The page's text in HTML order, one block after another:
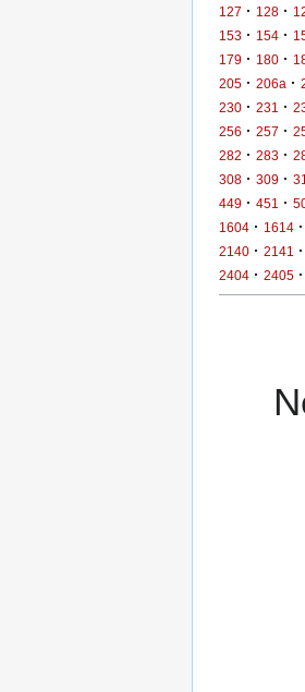
127 · 128 ·
153 · 154 ·
179 · 180 ·
205 · 206a ·
230 · 231 ·
256 · 257 ·
282 · 283 ·
308 · 309 ·
449 · 451 ·
1604 · 1614 ·
2140 · 2141 ·
2404 · 2405 ·